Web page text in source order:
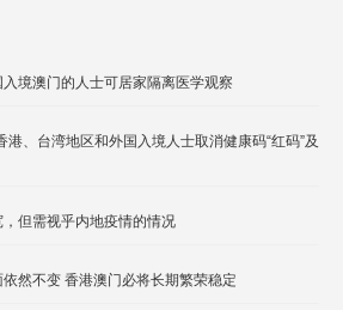
境澳门的人士可居家隔离医学观察
、台湾地区和外国入境人士取消健康码“红码”及
但需视乎内地疫情的情况
然不变 香港澳门必将长期繁荣稳定